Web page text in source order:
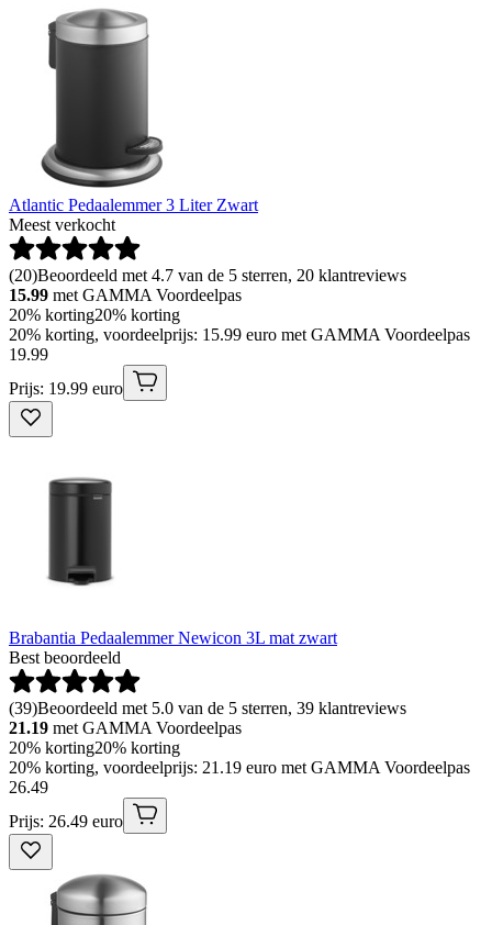
Atlantic Pedaalemmer 3 Liter Zwart
Meest verkocht
(20)Beoordeeld met 4.7 van de 5 sterren, 20 klantreviews
15.99 met GAMMA Voordeelpas
20% korting20% korting
20% korting, voordeelprijs: 15.99 euro met GAMMA Voordeelpas
19.99
Prijs: 19.99 euro
Brabantia Pedaalemmer Newicon 3L mat zwart
Best beoordeeld
(39)Beoordeeld met 5.0 van de 5 sterren, 39 klantreviews
21.19 met GAMMA Voordeelpas
20% korting20% korting
20% korting, voordeelprijs: 21.19 euro met GAMMA Voordeelpas
26.49
Prijs: 26.49 euro